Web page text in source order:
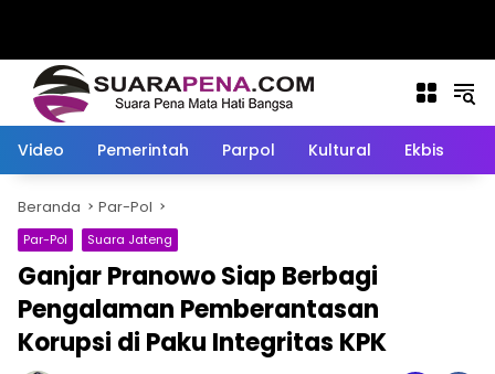
Video Pemerintah Parpol Kultural Ekbis
Beranda Par-Pol
Par-Pol Suara Jateng
Ganjar Pranowo Siap Berbagi
Pengalaman Pemberantasan
Korupsi di Paku Integritas KPK